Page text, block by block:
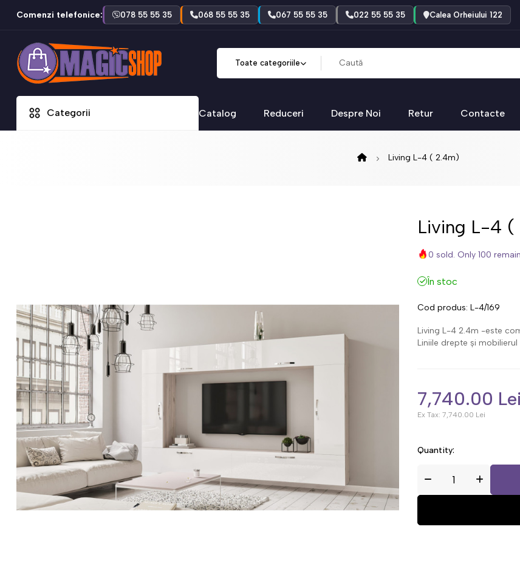
Comenzi telefonice: 078 55 55 35 068 55 55 35 067 55 55 35 022 55 55 35 Calea Orheiului 122
Toate categoriile
Categorii Catalog Reduceri Despre Noi Retur Contacte
Living L-4 ( 2.4m)
Living L-4
0 sold. Only 100 remain
În stoc
Cod produs: L-4/169
Living L-4 2.4m -este
Liniile drepte și
7,740.00 Lei
Ex Tax: 7,740.00 Lei
Quantity: